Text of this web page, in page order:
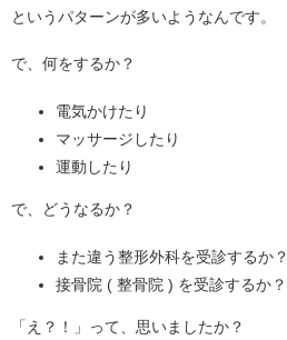
というパターンが多いようなんです。
で、何をするか？
電気かけたり
マッサージしたり
運動したり
で、どうなるか？
また違う整形外科を受診するか？
接骨院 ( 整骨院 ) を受診するか？
「え？！」って、思いましたか？